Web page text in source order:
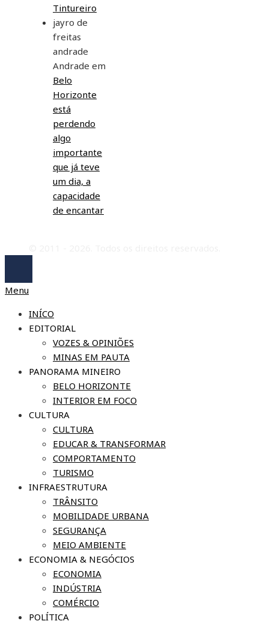
Tintureiro
jayro de
freitas
andrade
Andrade em
Belo
Horizonte
está
perdendo
algo
importante
que já teve
um dia, a
capacidade
de encantar
Menu
INÍCO
EDITORIAL
VOZES & OPINIÕES
MINAS EM PAUTA
PANORAMA MINEIRO
BELO HORIZONTE
INTERIOR EM FOCO
CULTURA
CULTURA
EDUCAR & TRANSFORMAR
COMPORTAMENTO
TURISMO
INFRAESTRUTURA
TRÂNSITO
MOBILIDADE URBANA
SEGURANÇA
MEIO AMBIENTE
ECONOMIA & NEGÓCIOS
ECONOMIA
INDÚSTRIA
COMÉRCIO
POLÍTICA